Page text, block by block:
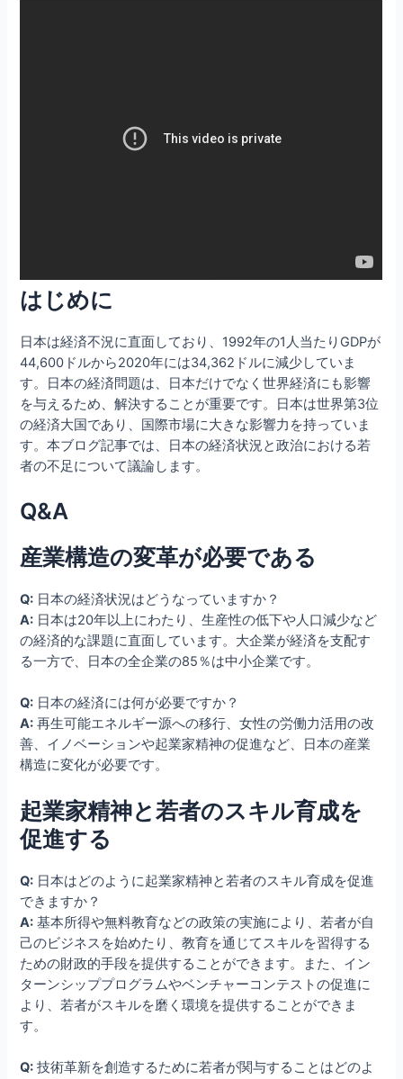
はじめに
日本は経済不況に直面しており、1992年の1人当たりGDPが
44,600ドルから2020年には34,362ドルに減少していま
す。日本の経済問題は、日本だけでなく世界経済にも影響
を与えるため、解決することが重要です。日本は世界第3位
の経済大国であり、国際市場に大きな影響力を持っていま
す。本ブログ記事では、日本の経済状況と政治における若
者の不足について議論します。
Q&A
産業構造の変革が必要である
Q: 日本の経済状況はどうなっていますか？
A: 日本は20年以上にわたり、生産性の低下や人口減少など
の経済的な課題に直面しています。大企業が経済を支配す
る一方で、日本の全企業の85％は中小企業です。
Q: 日本の経済には何が必要ですか？
A: 再生可能エネルギー源への移行、女性の労働力活用の改
善、イノベーションや起業家精神の促進など、日本の産業
構造に変化が必要です。
起業家精神と若者のスキル育成を
促進する
Q: 日本はどのように起業家精神と若者のスキル育成を促進
できますか？
A: 基本所得や無料教育などの政策の実施により、若者が自
己のビジネスを始めたり、教育を通じてスキルを習得する
ための財政的手段を提供することができます。また、イン
ターンシッププログラムやベンチャーコンテストの促進に
より、若者がスキルを磨く環境を提供することができま
す。
Q: 技術革新を創造するために若者が関与することはどのよ